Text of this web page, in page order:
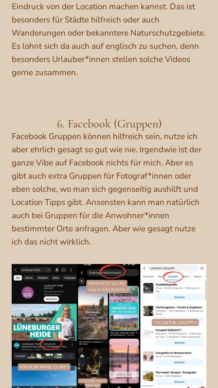
Eindruck von der Location machen kannst. Das ist
besonders für Städte hilfreich oder auch
Wanderungen oder bekanntere Naturschutzgebiete.
Es lohnt sich da auch auf englisch zu suchen, denn
besonders Urlauber*innen stellen solche Videos
gerne zusammen.
6. Facebook (Gruppen)
Facebook Gruppen können hilfreich sein, nutze ich
aber ehrlich gesagt so gut wie nie. Irgendwie ist der
ganze Vibe auf Facebook nichts für mich. Aber es
gibt auch extra Gruppen für Fotograf*innen oder
eben solche, wo man sich gegenseitig aushilft und
Location Tipps gibt. Ansonsten kann man natürlich
auch bei Gruppen für die Anwohner*innen
bestimmter Orte anfragen. Aber wie gesagt nutze
ich das nicht wirklich.